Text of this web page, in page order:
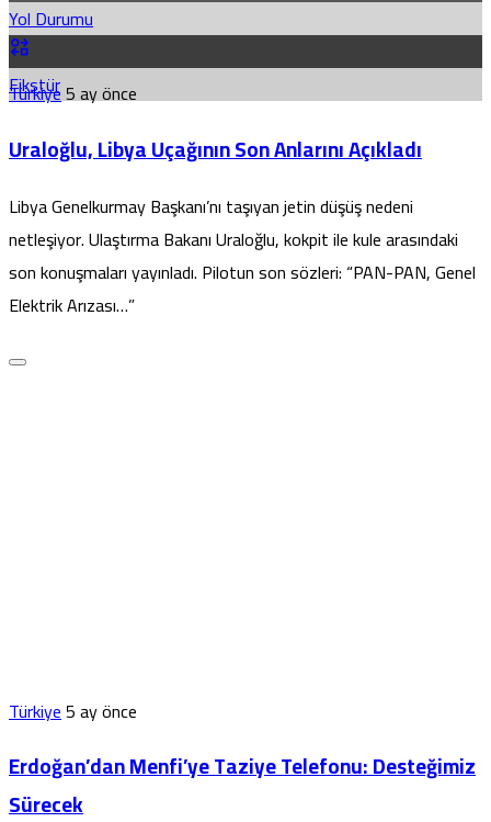
Yol Durumu
Fikstür
Türkiye5 ay önce
Uraloğlu, Libya Uçağının Son Anlarını Açıkladı
Libya Genelkurmay Başkanı’nı taşıyan jetin düşüş nedeni
netleşiyor. Ulaştırma Bakanı Uraloğlu, kokpit ile kule arasındaki
son konuşmaları yayınladı. Pilotun son sözleri: “PAN-PAN, Genel
Elektrik Arızası…”
Türkiye5 ay önce
Erdoğan’dan Menfi’ye Taziye Telefonu: Desteğimiz
Sürecek